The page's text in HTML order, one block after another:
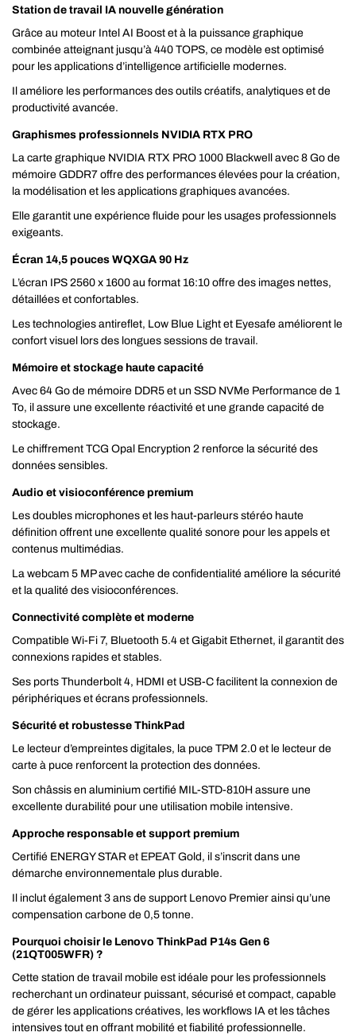
Station de travail IA nouvelle génération
Grâce au moteur Intel AI Boost et à la puissance graphique
combinée atteignant jusqu’à 440 TOPS, ce modèle est optimisé
pour les applications d’intelligence artificielle modernes.
Il améliore les performances des outils créatifs, analytiques et de
productivité avancée.
Graphismes professionnels NVIDIA RTX PRO
La carte graphique NVIDIA RTX PRO 1000 Blackwell avec 8 Go de
mémoire GDDR7 offre des performances élevées pour la création,
la modélisation et les applications graphiques avancées.
Elle garantit une expérience fluide pour les usages professionnels
exigeants.
Écran 14,5 pouces WQXGA 90 Hz
L’écran IPS 2560 x 1600 au format 16:10 offre des images nettes,
détaillées et confortables.
Les technologies antireflet, Low Blue Light et Eyesafe améliorent le
confort visuel lors des longues sessions de travail.
Mémoire et stockage haute capacité
Avec 64 Go de mémoire DDR5 et un SSD NVMe Performance de 1
To, il assure une excellente réactivité et une grande capacité de
stockage.
Le chiffrement TCG Opal Encryption 2 renforce la sécurité des
données sensibles.
Audio et visioconférence premium
Les doubles microphones et les haut-parleurs stéréo haute
définition offrent une excellente qualité sonore pour les appels et
contenus multimédias.
La webcam 5 MP avec cache de confidentialité améliore la sécurité
et la qualité des visioconférences.
Connectivité complète et moderne
Compatible Wi-Fi 7, Bluetooth 5.4 et Gigabit Ethernet, il garantit des
connexions rapides et stables.
Ses ports Thunderbolt 4, HDMI et USB-C facilitent la connexion de
périphériques et écrans professionnels.
Sécurité et robustesse ThinkPad
Le lecteur d’empreintes digitales, la puce TPM 2.0 et le lecteur de
carte à puce renforcent la protection des données.
Son châssis en aluminium certifié MIL-STD-810H assure une
excellente durabilité pour une utilisation mobile intensive.
Approche responsable et support premium
Certifié ENERGY STAR et EPEAT Gold, il s’inscrit dans une
démarche environnementale plus durable.
Il inclut également 3 ans de support Lenovo Premier ainsi qu’une
compensation carbone de 0,5 tonne.
Pourquoi choisir le Lenovo ThinkPad P14s Gen 6
(21QT005WFR) ?
Cette station de travail mobile est idéale pour les professionnels
recherchant un ordinateur puissant, sécurisé et compact, capable
de gérer les applications créatives, les workflows IA et les tâches
intensives tout en offrant mobilité et fiabilité professionnelle.